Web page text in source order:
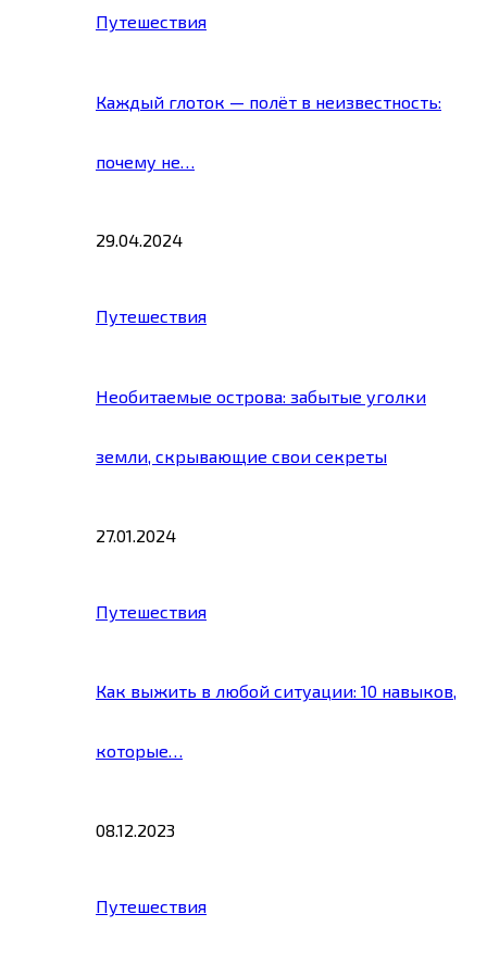
Путешествия
Каждый глоток — полёт в неизвестность:
почему не…
29.04.2024
Путешествия
Необитаемые острова: забытые уголки
земли, скрывающие свои секреты
27.01.2024
Путешествия
Как выжить в любой ситуации: 10 навыков,
которые…
08.12.2023
Путешествия